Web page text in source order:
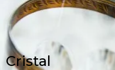
Cristal